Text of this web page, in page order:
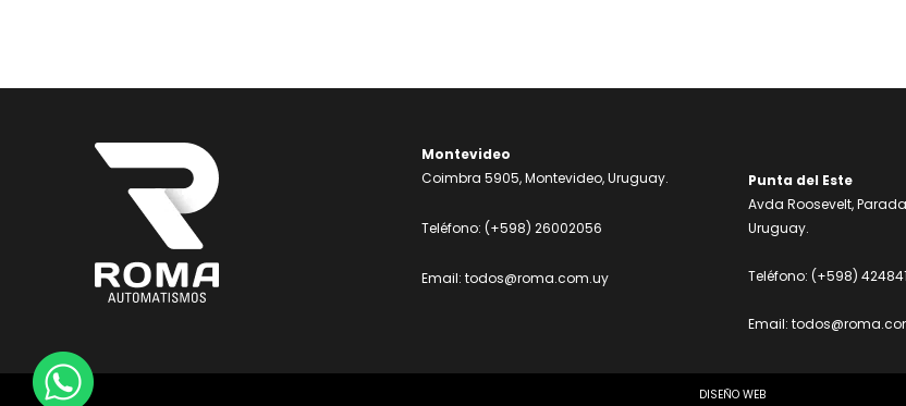
Montevideo
Coimbra 5905, Montevideo, Uruguay.
Teléfono: (+598) 26002056
Email: todos@roma.com.uy
Punta del Este
Avda Roosevelt,
Uruguay.
Teléfono: (+598)
Email:
DISEÑO WEB